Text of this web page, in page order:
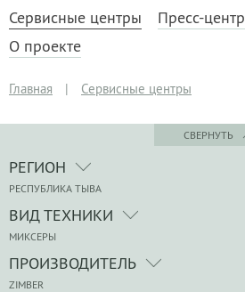
Сервисные центры Пресс-центр
О проекте
Главная | Сервисные центры
СВЕРНУТЬ
РЕГИОН
РЕСПУБЛИКА ТЫВА
ВИД ТЕХНИКИ
МИКСЕРЫ
ПРОИЗВОДИТЕЛЬ
ZIMBER